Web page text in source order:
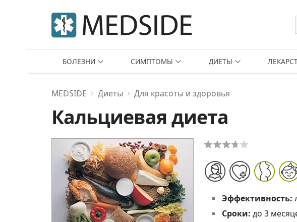
БОЛЕЗНИ СИМПТОМЫ ДИЕТЫ
MEDSIDE Диеты Для красоты и здоровья
Кальциевая диета
Эффективность:
Сроки: до 3